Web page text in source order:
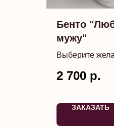
Бенто
мужу"
Выберите
2 700 р.
ЗАКАЗАТЬ